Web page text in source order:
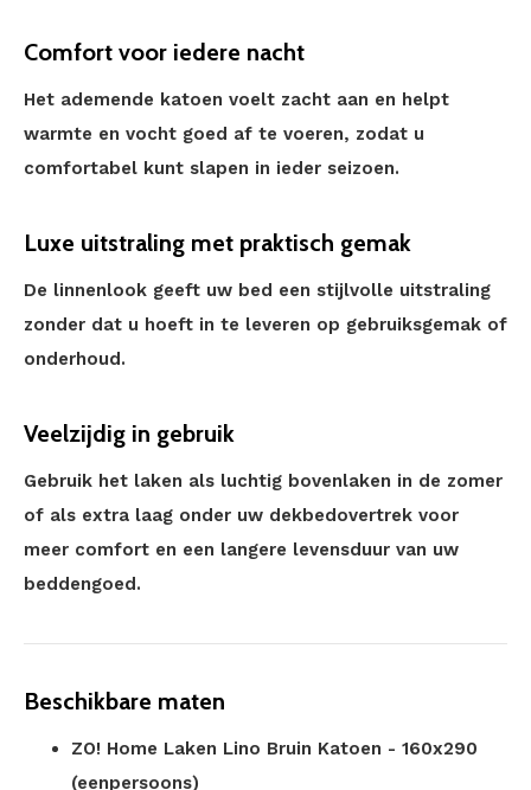
Comfort voor iedere nacht
Het ademende katoen voelt zacht aan en helpt
warmte en vocht goed af te voeren, zodat u
comfortabel kunt slapen in ieder seizoen.
Luxe uitstraling met praktisch gemak
De linnenlook geeft uw bed een stijlvolle uitstraling
zonder dat u hoeft in te leveren op gebruiksgemak of
onderhoud.
Veelzijdig in gebruik
Gebruik het laken als luchtig bovenlaken in de zomer
of als extra laag onder uw dekbedovertrek voor
meer comfort en een langere levensduur van uw
beddengoed.
Beschikbare maten
ZO! Home Laken Lino Bruin Katoen - 160x290
(eenpersoons)